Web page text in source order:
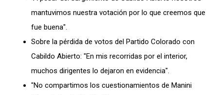
mantuvimos nuestra votación por lo que creemos que
fue buena".
Sobre la pérdida de votos del Partido Colorado con
Cabildo Abierto: "En mis recorridas por el interior,
muchos dirigentes lo dejaron en evidencia".
"No compartimos los cuestionamientos de Manini